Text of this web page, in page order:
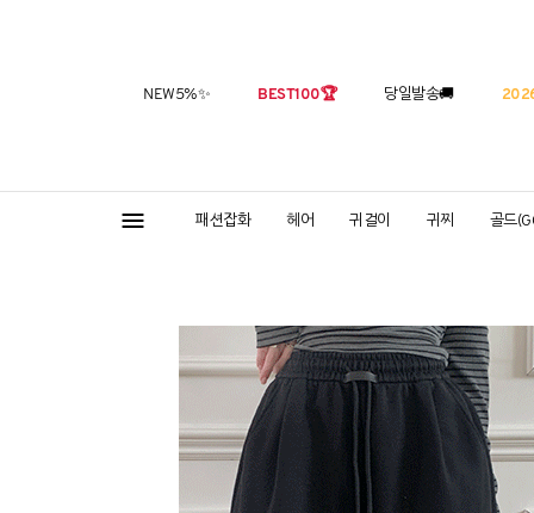
NEW5%✨ BEST100🏆 당일발송🚚
패션잡화 헤어 귀걸이 귀찌 골드